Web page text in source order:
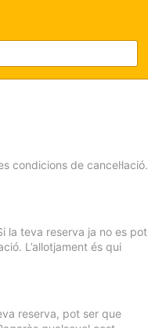
condicions de cancel·lació.
la teva reserva ja no es pot
L’allotjament és qui
reserva, pot ser que